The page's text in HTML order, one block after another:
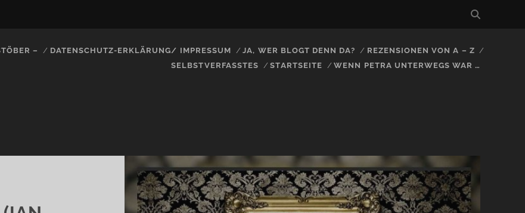
– DATENSCHUTZ-ERKLÄRUNG/ IMPRESSUM JA, WER BLOGT DENN DA?
REZENSIONEN VON A – Z
SELBSTVERFASSTES
STARTSEITE WENN PETRA UNTERWEGS WAR …